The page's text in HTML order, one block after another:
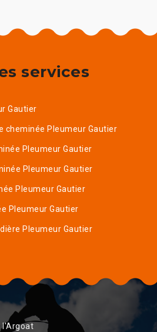
services
Gautier
cheminée Pleumeur Gautier
Pleumeur Gautier
Pleumeur Gautier
Pleumeur Gautier
Pleumeur Gautier
Pleumeur Gautier
l'Argoat